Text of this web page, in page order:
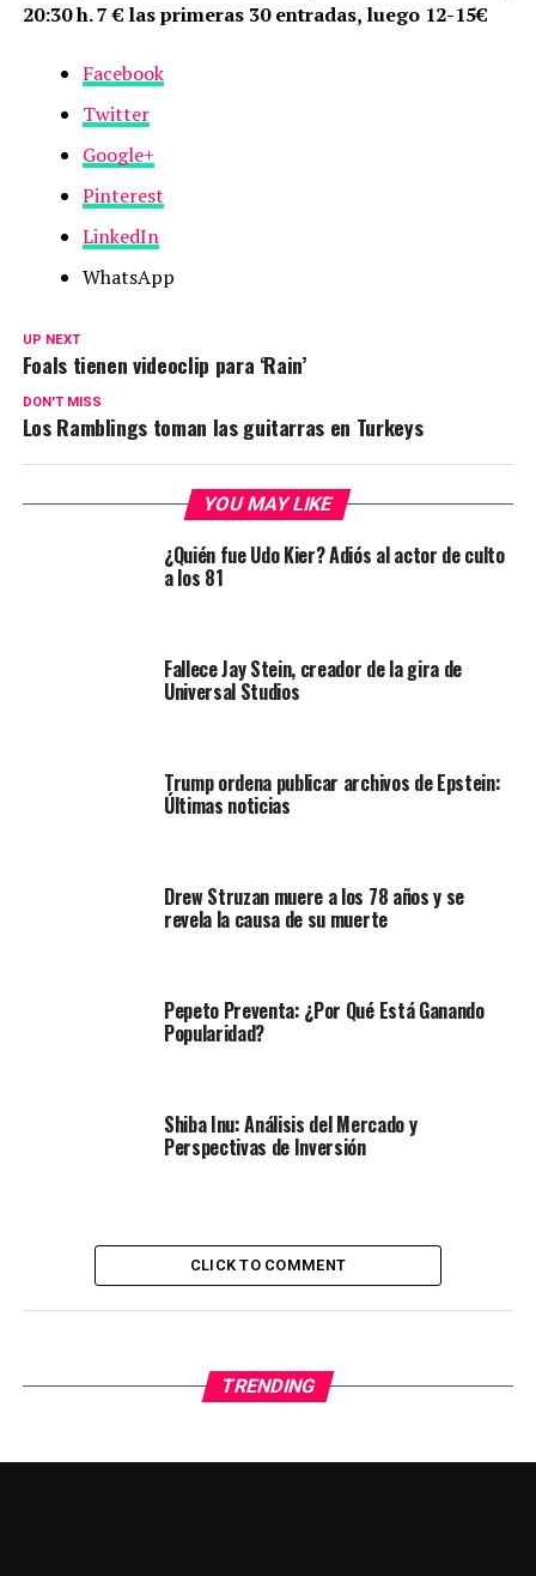
20:30 h. 7 € las primeras 30 entradas, luego 12-15€
Facebook
Twitter
Google+
Pinterest
LinkedIn
WhatsApp
UP NEXT
Foals tienen videoclip para ‘Rain’
DON'T MISS
Los Ramblings toman las guitarras en Turkeys
YOU MAY LIKE
¿Quién fue Udo Kier? Adiós al actor de culto
a los 81
Fallece Jay Stein, creador de la gira de
Universal Studios
Trump ordena publicar archivos de Epstein:
Últimas noticias
Drew Struzan muere a los 78 años y se
revela la causa de su muerte
Pepeto Preventa: ¿Por Qué Está Ganando
Popularidad?
Shiba Inu: Análisis del Mercado y
Perspectivas de Inversión
CLICK TO COMMENT
TRENDING